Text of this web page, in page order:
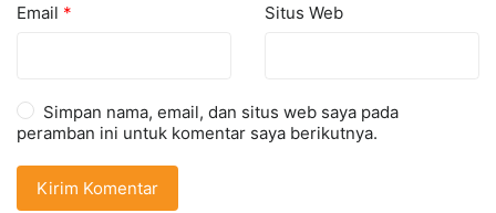
Email * Situs Web
Simpan nama, email, dan situs web saya pada
peramban ini untuk komentar saya berikutnya.